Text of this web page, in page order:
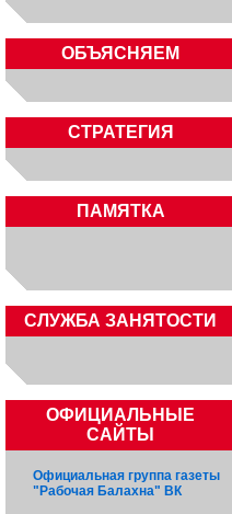
ОБЪЯСНЯЕМ
СТРАТЕГИЯ
ПАМЯТКА
CЛУЖБА ЗАНЯТОСТИ
ОФИЦИАЛЬНЫЕ
САЙТЫ
Официальная группа газеты
"Рабочая Балахна" ВК